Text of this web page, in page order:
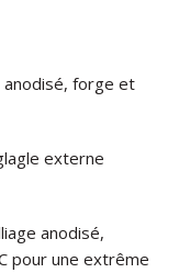
anodisé, forge et
externe
anodisé,
pour une extrême